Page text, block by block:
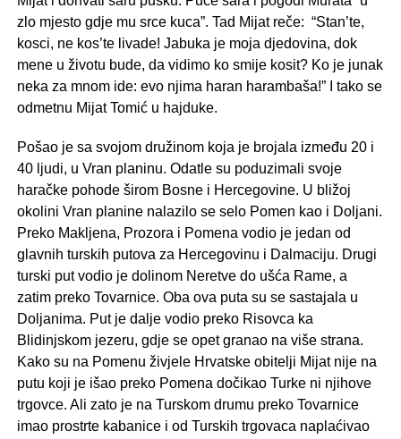
zlo mjesto gdje mu srce kuca”. Tad Mijat reče: “Stan’te,
kosci, ne kos’te livade! Jabuka je moja djedovina, dok
mene u životu bude, da vidimo ko smije kosit? Ko je junak
neka za mnom ide: evo njima haran harambaša!” I tako se
odmetnu Mijat Tomić u hajduke.
Pošao je sa svojom družinom koja je brojala između 20 i
40 ljudi, u Vran planinu. Odatle su poduzimali svoje
haračke pohode širom Bosne i Hercegovine. U bližoj
okolini Vran planine nalazilo se selo Pomen kao i Doljani.
Preko Makljena, Prozora i Pomena vodio je jedan od
glavnih turskih putova za Hercegovinu i Dalmaciju. Drugi
turski put vodio je dolinom Neretve do ušća Rame, a
zatim preko Tovarnice. Oba ova puta su se sastajala u
Doljanima. Put je dalje vodio preko Risovca ka
Blidinjskom jezeru, gdje se opet granao na više strana.
Kako su na Pomenu živjele Hrvatske obitelji Mijat nije na
putu koji je išao preko Pomena dočikao Turke ni njihove
trgovce. Ali zato je na Turskom drumu preko Tovarnice
imao prostrte kabanice i od Turskih trgovaca naplaćivao